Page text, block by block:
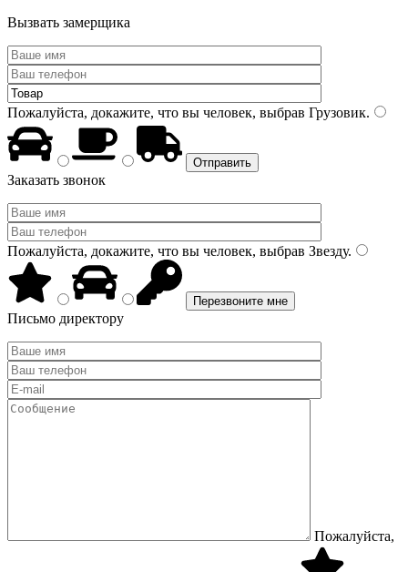
Вызвать замерщика
Пожалуйста, докажите, что вы человек, выбрав Грузовик.
Заказать звонок
Пожалуйста, докажите, что вы человек, выбрав Звезду.
Письмо директору
Пожалуйста,